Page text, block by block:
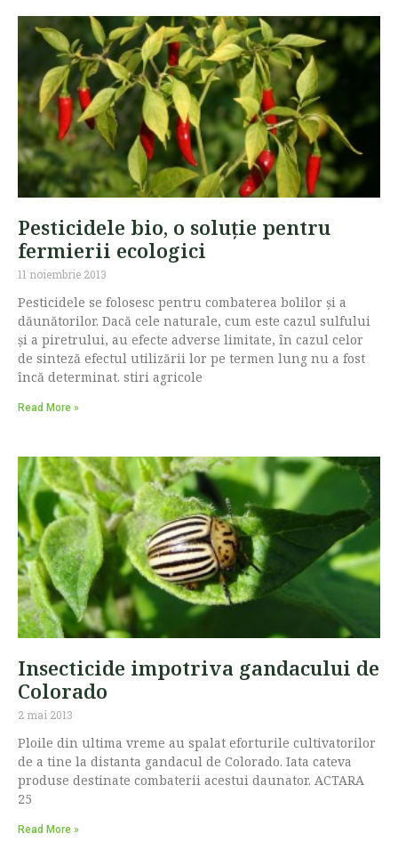
Pesticidele bio, o soluție pentru
fermierii ecologici
11 noiembrie 2013
Pesticidele se folosesc pentru combaterea bolilor și a
dăunătorilor. Dacă cele naturale, cum este cazul sulfului
și a piretrului, au efecte adverse limitate, în cazul celor
de sinteză efectul utilizării lor pe termen lung nu a fost
încă determinat. stiri agricole
Read More »
Insecticide impotriva gandacului de
Colorado
2 mai 2013
Ploile din ultima vreme au spalat eforturile cultivatorilor
de a tine la distanta gandacul de Colorado. Iata cateva
produse destinate combaterii acestui daunator. ACTARA
25
Read More »